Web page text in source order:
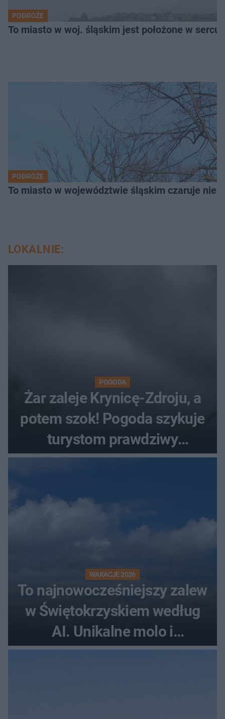
PODRÓŻE
To miasto w woj. śląskim jest położone w
PODRÓŻE
To miasto w województwie śląskim czaruje nie
LOKALNIE:
POGODA
Żar zaleje Krynicę-Zdroju, a
potem szok! Pogoda szykuje
turystom prawdziwy
rollercoaster
WAKACJE 2026
To najnowocześniejszy zalew
w Świętokrzyskiem według
AI. Unikalne molo i
promenada